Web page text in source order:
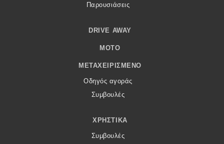
Παρουσιάσεις
DRIVE AWAY
MOTO
ΜΕΤΑΧΕΙΡΙΣΜΈΝΟ
Οδηγός αγοράς
Συμβουλές
ΧΡΗΣΤΙΚΆ
Συμβουλές